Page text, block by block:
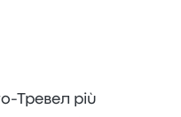
Тревел più